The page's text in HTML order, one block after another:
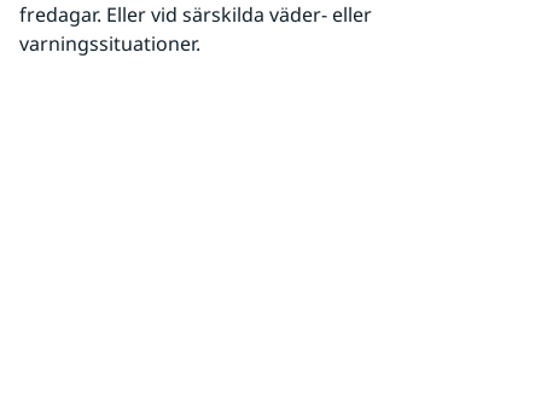
fredagar. Eller vid särskilda väder- eller
varningssituationer.